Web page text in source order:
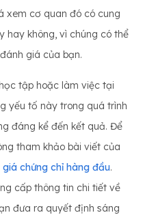
xem cơ quan đó có cung
hay không, vì chúng có thể
giá của bạn.
tập hoặc làm việc tại
yếu tố này trong quá trình
đáng kể đến kết quả. Để
tham khảo bài viết của
chứng chỉ hàng đầu.
cấp thông tin chi tiết về
đưa ra quyết định sáng